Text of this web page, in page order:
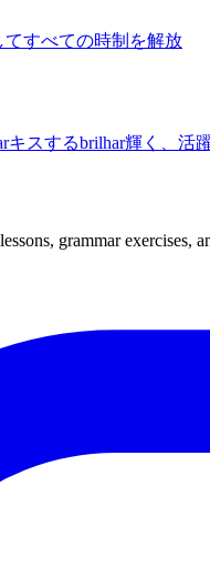
すべての時制を解放
キスするbrilhar輝く、活
grammar exercises,